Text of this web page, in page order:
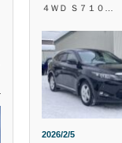
４ＷＤ Ｓ７１０…
2026/2/5